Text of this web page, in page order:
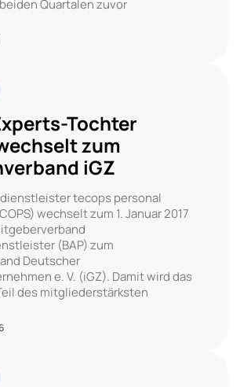
Quartalen zuvor
Tochter
zum
iGZ
tecops personal
wechselt zum 1. Januar 2017
(BAP) zum
Deutscher
e. V. (iGZ). Damit wird das
des mitgliederstärksten